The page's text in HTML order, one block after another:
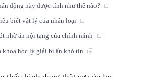
động này được tính như thế nào?
biết vật lý của nhân loại
nhờ ăn nội tạng của chính mình
khoa học lý giải bí ẩn khó tin